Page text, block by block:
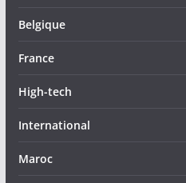
Belgique
France
High-tech
International
Maroc